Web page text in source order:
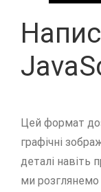
Цей формат
графічні
деталі навіть
ми розглянемо